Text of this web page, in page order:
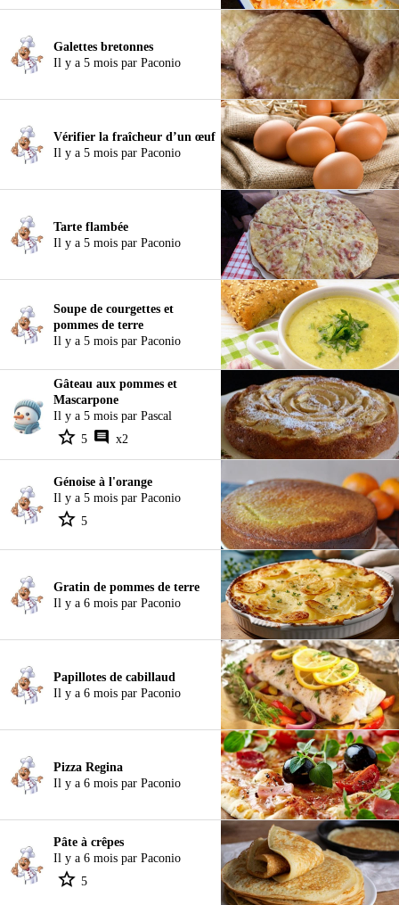
Galettes bretonnes
Il y a 5 mois par Paconio
Vérifier la fraîcheur d’un œuf
Il y a 5 mois par Paconio
Tarte flambée
Il y a 5 mois par Paconio
Soupe de courgettes et
pommes de terre
Il y a 5 mois par Paconio
Gâteau aux pommes et
Mascarpone
Il y a 5 mois par Pascal
5
x2
Génoise à l'orange
Il y a 5 mois par Paconio
5
Gratin de pommes de terre
Il y a 6 mois par Paconio
Papillotes de cabillaud
Il y a 6 mois par Paconio
Pizza Regina
Il y a 6 mois par Paconio
Pâte à crêpes
Il y a 6 mois par Paconio
5